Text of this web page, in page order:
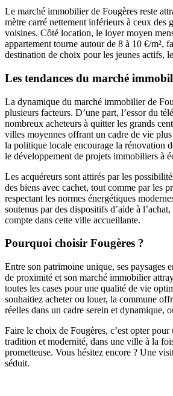
Le marché immobilier de Fougères reste
mètre carré nettement inférieurs à ceux des
voisines. Côté location, le loyer moyen
appartement tourne autour de 8 à 10 €/m²,
destination de choix pour les jeunes actifs,
Les tendances du marché
La dynamique du marché immobilier de
plusieurs facteurs. D’une part, l’essor du
nombreux acheteurs à quitter les grands
villes moyennes offrant un cadre de vie plus
la politique locale encourage la rénovation
le développement de projets immobiliers à
Les acquéreurs sont attirés par les
des biens avec cachet, tout comme par les
respectant les normes énergétiques
soutenus par des dispositifs d’aide à
compte dans cette ville accueillante.
Pourquoi choisir Fougères ?
Entre son patrimoine unique, ses paysages
de proximité et son marché immobilier
toutes les cases pour une qualité de vie
souhaitiez acheter ou louer, la commune
réelles dans un cadre serein et dynamique,
Faire le choix de Fougères, c’est opter
tradition et modernité, dans une ville à la
prometteuse. Vous hésitez encore ? Une
séduit.